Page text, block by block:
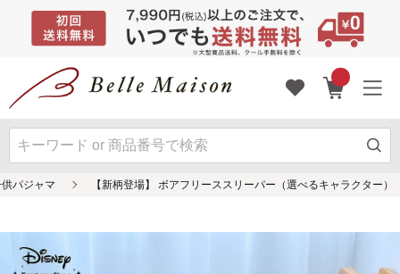
パジャマ 【新柄登場】 ボアフリーススリーパー（選べるキャラクター）